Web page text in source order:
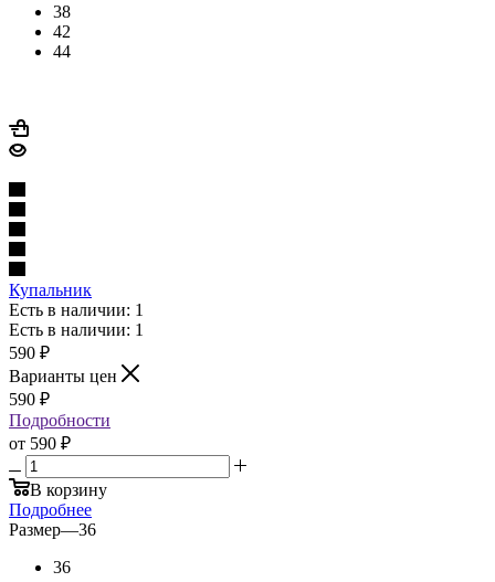
38
42
44
Купальник
Есть в наличии: 1
Есть в наличии: 1
590 ₽
Варианты цен
590 ₽
Подробности
от 590 ₽
В корзину
Подробнее
Размер—36
36